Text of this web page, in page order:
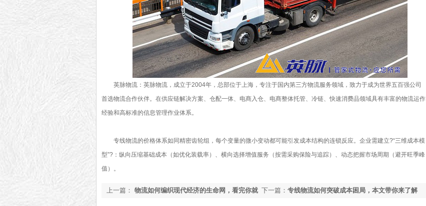
英脉物流：英脉物流，成立于2004年，总部位于上海，专注于国内第三方物流服务领域，致力于成为世界五百强公司
首选物流合作伙伴。在供应链解决方案、仓配一体、电商入仓、电商整体托管、冷链、快速消费品领域具有丰富的物流运作
经验和高标准的信息管理作业体系。
专线物流的价格体系如同精密齿轮组，每个变量的微小变动都可能引发成本结构的连锁反应。企业需建立?“三维成本模
型”?：纵向压缩基础成本（如优化装载率）、横向选择增值服务（按需采购保险与追踪）、动态把握市场周期（避开旺季峰
值）。
下一篇： 专线物流如何突破成本困局，本文带你来了解
上一篇： 物流如何编织现代经济的生命网，看完你就